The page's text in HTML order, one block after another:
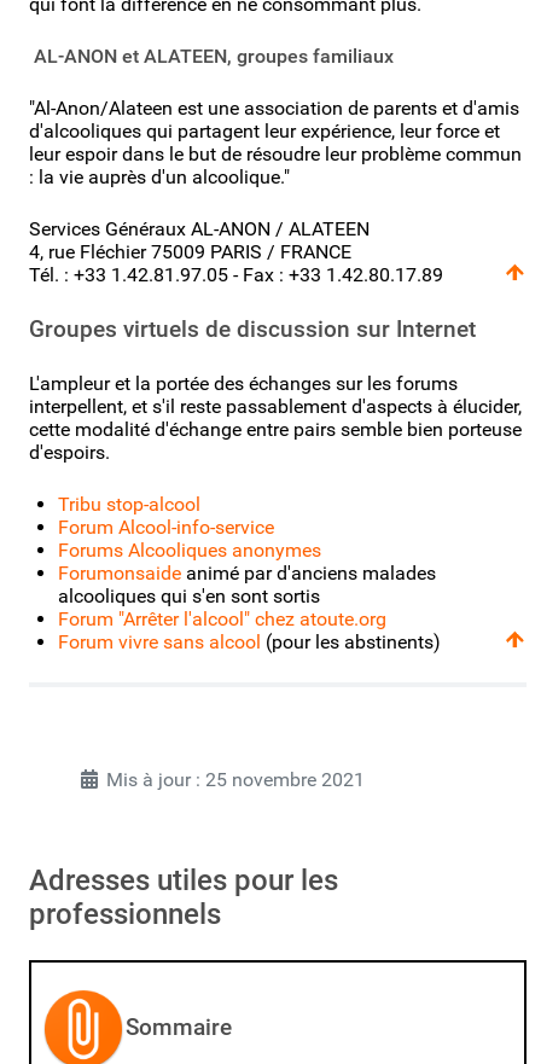
AL-ANON et ALATEEN, groupes familiaux
"Al-Anon/Alateen est une association de parents et d'amis
d'alcooliques qui partagent leur expérience, leur force et
leur espoir dans le but de résoudre leur problème commun
: la vie auprès d'un alcoolique."
Services Généraux AL-ANON / ALATEEN
4, rue Fléchier 75009 PARIS / FRANCE
Tél. : +33 1.42.81.97.05 - Fax : +33 1.42.80.17.89
Groupes virtuels de discussion sur Internet
L'ampleur et la portée des échanges sur les forums
interpellent, et s'il reste passablement d'aspects à élucider,
cette modalité d'échange entre pairs semble bien porteuse
d'espoirs.
Tribu stop-alcool
Forum Alcool-info-service
Forums Alcooliques anonymes
Forumonsaide animé par d'anciens malades
alcooliques qui s'en sont sortis
Forum "Arrêter l'alcool" chez atoute.org
Forum vivre sans alcool (pour les abstinents)
Mis à jour : 25 novembre 2021
Adresses utiles pour les
professionnels
Sommaire